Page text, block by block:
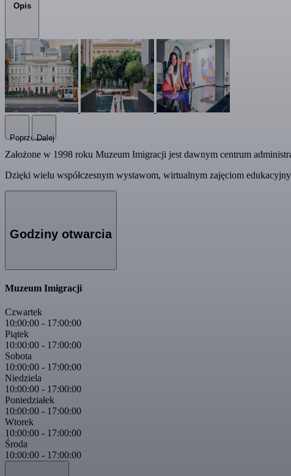
Opis
PoprzedniDalej
Założone w 1998 roku Muzeum Imigracji jest dawnym centrum
Dzięki wielu współczesnym wystawom, wirtualnym zajęciom
Godziny otwarcia
Muzeum Imigracji
Czwartek
10:00:00 - 17:00:00
Piątek
10:00:00 - 17:00:00
Sobota
10:00:00 - 17:00:00
Niedziela
10:00:00 - 17:00:00
Poniedziałek
10:00:00 - 17:00:00
Wtorek
10:00:00 - 17:00:00
Środa
10:00:00 - 17:00:00